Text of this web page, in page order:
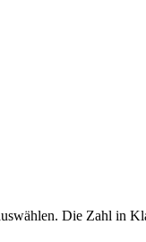
Die Zahl in